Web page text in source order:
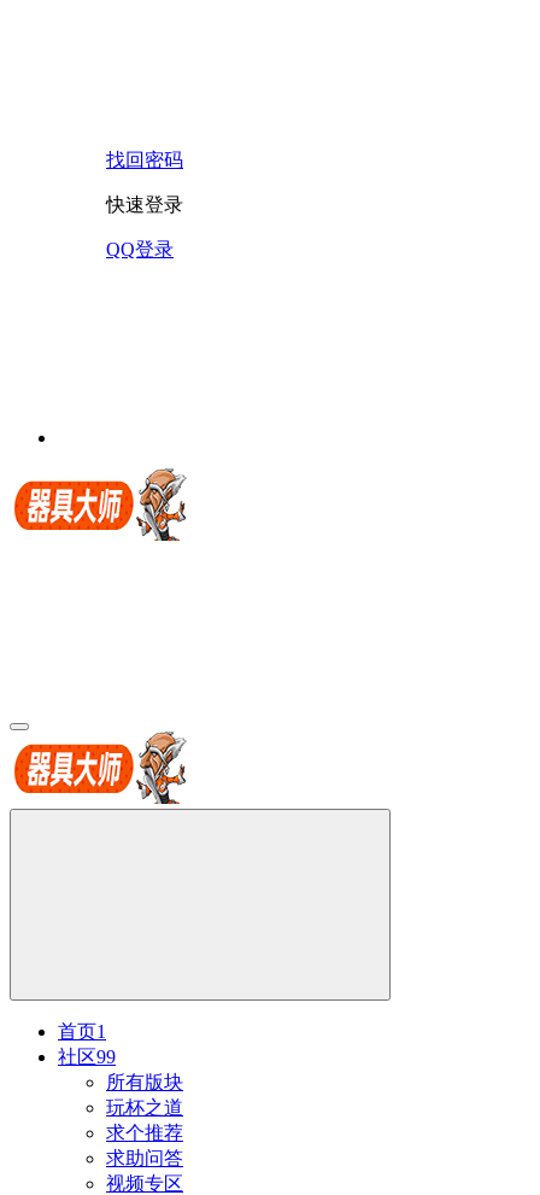
找回密码
快速登录
QQ登录
首页1
社区99
所有版块
玩杯之道
求个推荐
求助问答
视频专区